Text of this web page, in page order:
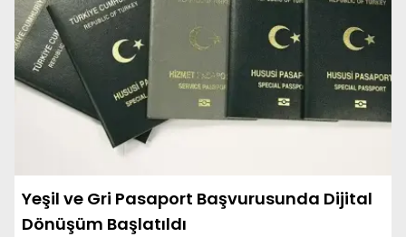
Yeşil ve Gri Pasaport Başvurusunda Dijital
Dönüşüm Başlatıldı